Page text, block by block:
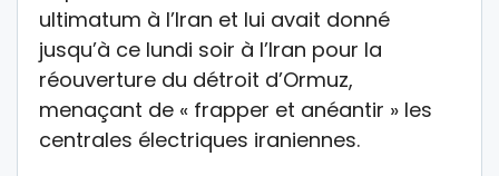
ultimatum à l’Iran et lui avait donné
jusqu’à ce lundi soir à l’Iran pour la
réouverture du détroit d’Ormuz,
menaçant de « frapper et anéantir » les
centrales électriques iraniennes.